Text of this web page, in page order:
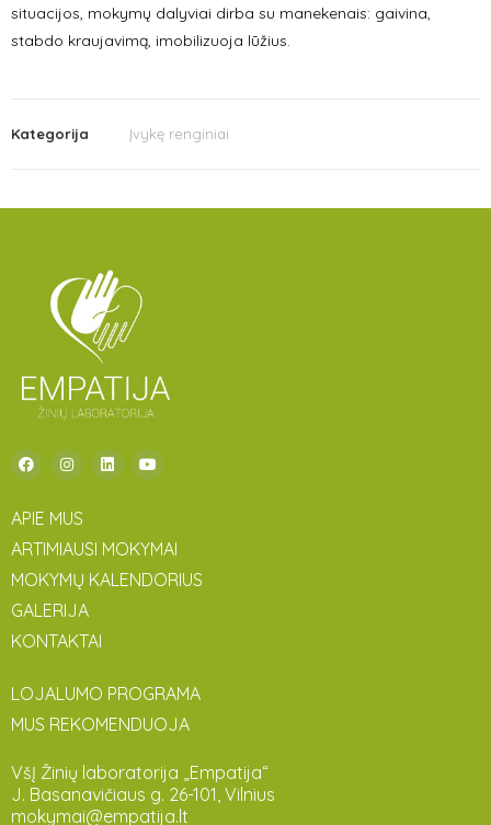
situacijos, mokymų dalyviai dirba su manekenais: gaivina,
stabdo kraujavimą, imobilizuoja lūžius.
Kategorija Įvykę renginiai
APIE MUS
ARTIMIAUSI MOKYMAI
MOKYMŲ KALENDORIUS
GALERIJA
KONTAKTAI
LOJALUMO PROGRAMA
MUS REKOMENDUOJA
VšĮ Žinių laboratorija „Empatija“
J. Basanavičiaus g. 26-101, Vilnius
mokymai@empatija.lt